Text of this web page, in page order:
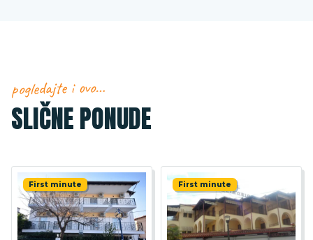
pogledajte i ovo…
SLIČNE PONUDE
First minute First minute